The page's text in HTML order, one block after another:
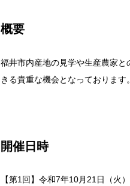
概要
福井市内産地の見学や生産農家
きる貴重な機会となっておりま
開催日時
【第1回】令和7年10月21日（火